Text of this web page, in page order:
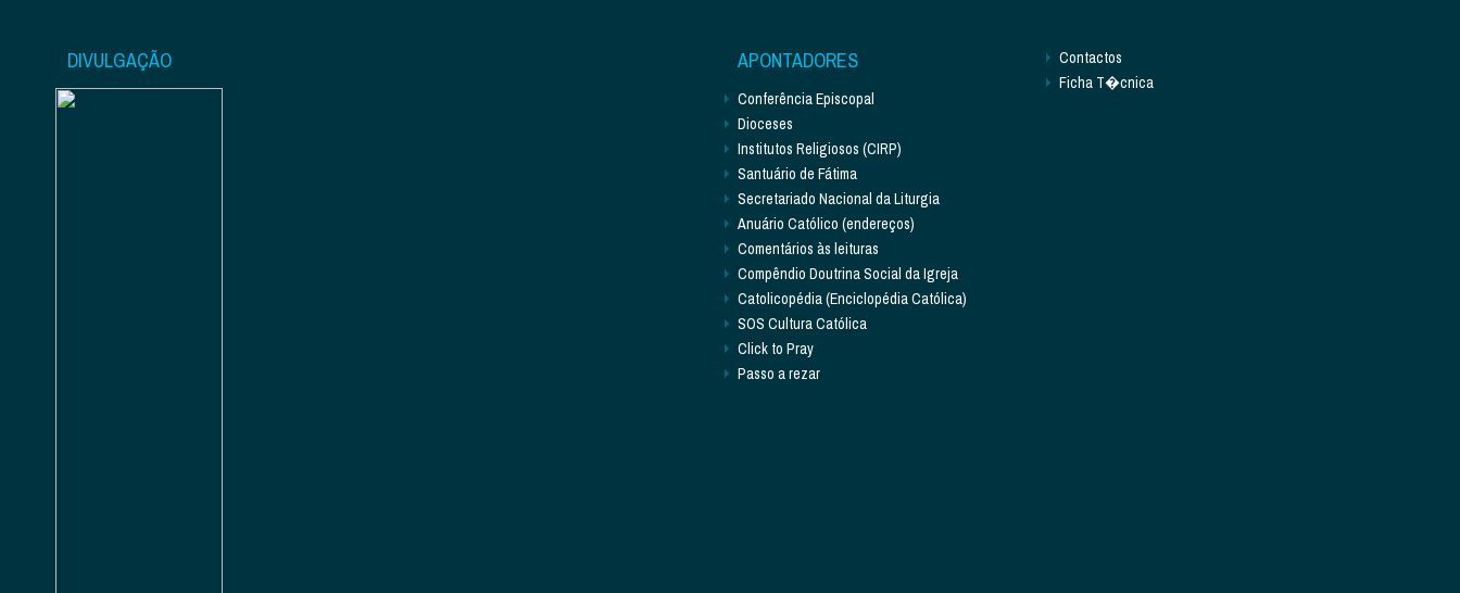
DIVULGAÇÃO APONTADORES
Conferência Episcopal
Dioceses
Institutos Religiosos (CIRP)
Santuário de Fátima
Secretariado Nacional da Liturgia
Anuário Católico (endereços)
Comentários às leituras
Compêndio Doutrina Social da Igreja
Catolicopédia (Enciclopédia Católica)
SOS Cultura Católica
Click to Pray
Passo a rezar
Contactos
Ficha T�cnica